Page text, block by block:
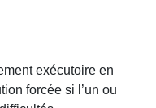
exécutoire en
forcée si l’un ou